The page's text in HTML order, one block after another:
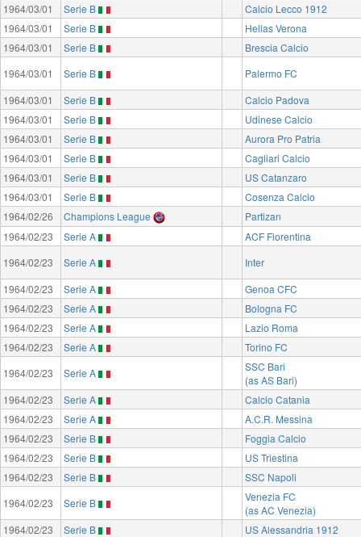
1964/03/01
Serie B
Calcio Lecco 1912
1964/03/01
Serie B
Hellas Verona
1964/03/01
Serie B
Brescia Calcio
1964/03/01
Serie B
Palermo FC
1964/03/01
Serie B
Calcio Padova
1964/03/01
Serie B
Udinese Calcio
1964/03/01
Serie B
Aurora Pro Patria
1964/03/01
Serie B
Cagliari Calcio
1964/03/01
Serie B
US Catanzaro
1964/03/01
Serie B
Cosenza Calcio
1964/02/26
Champions League
Partizan
1964/02/23
Serie A
ACF Fiorentina
1964/02/23
Serie A
Inter
1964/02/23
Serie A
Genoa CFC
1964/02/23
Serie A
Bologna FC
1964/02/23
Serie A
Lazio Roma
1964/02/23
Serie A
Torino FC
1964/02/23
Serie A
SSC Bari
(as AS Bari)
1964/02/23
Serie A
Calcio Catania
1964/02/23
Serie A
A.C.R. Messina
1964/02/23
Serie B
Foggia Calcio
1964/02/23
Serie B
US Triestina
1964/02/23
Serie B
SSC Napoli
1964/02/23
Serie B
Venezia FC
(as AC Venezia)
1964/02/23
Serie B
US Alessandria 1912